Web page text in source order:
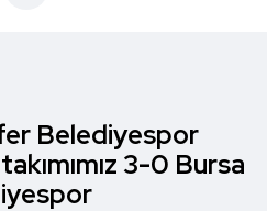
Belediyespor
3-0 Bursa